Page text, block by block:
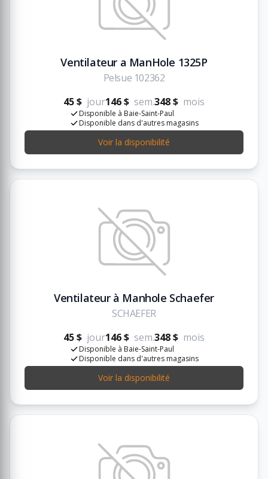
Ventilateur a ManHole 1325P
Pelsue 102362
45 $ jour146 $ sem.348 $ mois
Disponible à Baie-Saint-Paul
Disponible dans d'autres magasins
Voir la disponibilité
Ventilateur à Manhole Schaefer
SCHAEFER
45 $ jour146 $ sem.348 $ mois
Disponible à Baie-Saint-Paul
Disponible dans d'autres magasins
Voir la disponibilité